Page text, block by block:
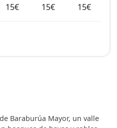
Baraburúa Mayor, un valle
15€ 15€ 15€